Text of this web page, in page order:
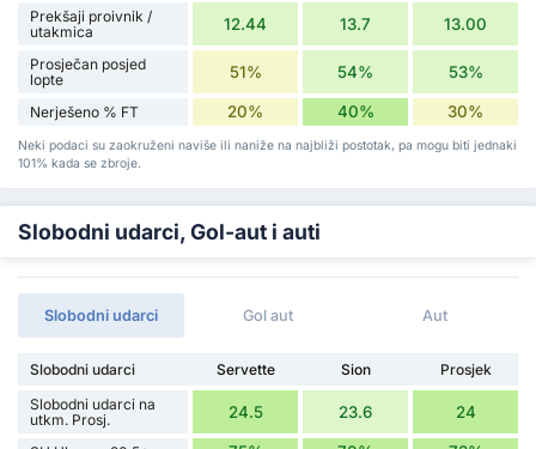
Prekšaji proivnik /
utakmica
12.44 13.7 13.00
Prosječan posjed
lopte
51% 54% 53%
Nerješeno % FT 20% 40% 30%
Neki podaci su zaokruženi naviše ili naniže na najbliži postotak, pa mogu biti jednaki
101% kada se zbroje.
Slobodni udarci, Gol-aut i auti
Slobodni udarci Gol aut Aut
Slobodni udarci Servette Sion
Prosjek
Slobodni udarci na
utkm. Prosj.
24.5 23.6 24